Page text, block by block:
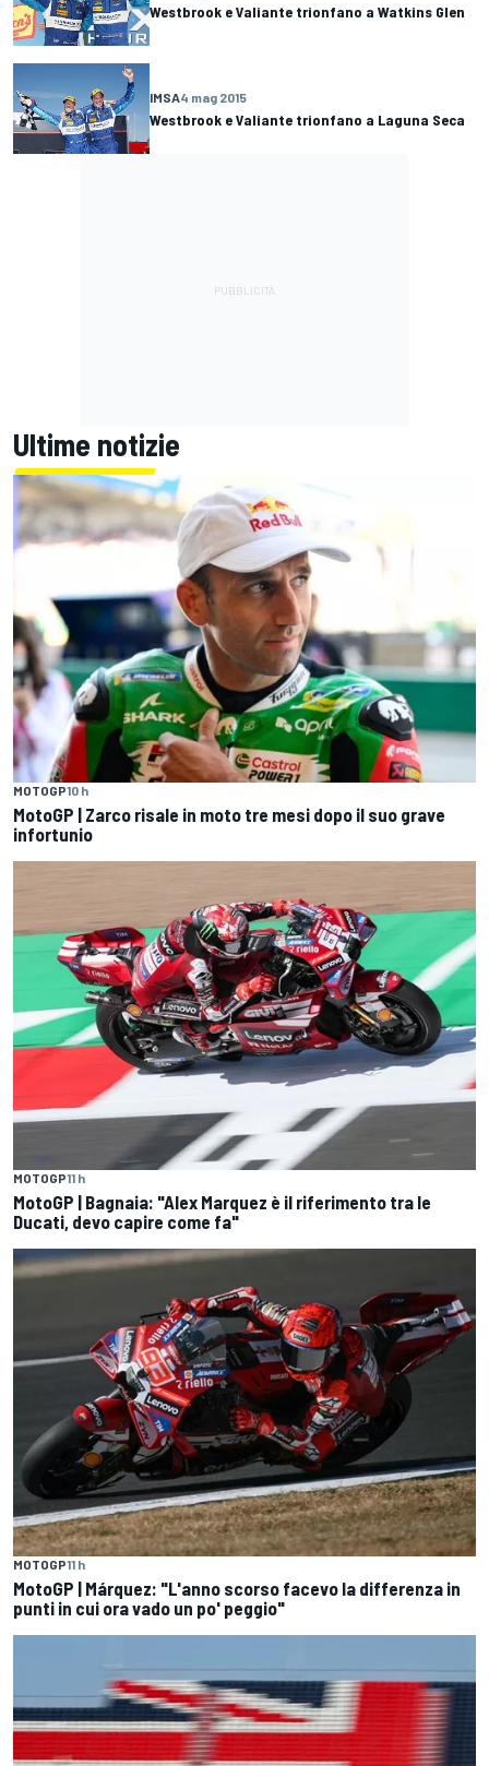
Westbrook e Valiante trionfano a Watkins Glen
IMSA4 mag 2015
Westbrook e Valiante trionfano a Laguna Seca
Ultime notizie
MOTOGP10 h
MotoGP | Zarco risale in moto tre mesi dopo il suo grave
infortunio
MOTOGP11 h
MotoGP | Bagnaia: "Alex Marquez è il riferimento tra le
Ducati, devo capire come fa"
MOTOGP11 h
MotoGP | Márquez: "L'anno scorso facevo la differenza in
punti in cui ora vado un po' peggio"